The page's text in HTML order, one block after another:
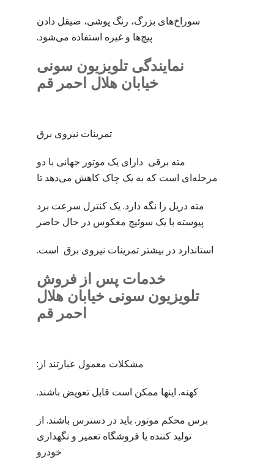
سوراخ‌های بزرگ، رنگ پوشی، صیقل دادن
پیچ‌ها و غیره استفاده می‌شود.
نمایندگی تلویزیون سونی
خیابان هلال احمر قم
تمرینات نیروی برق
مته برقی دارای یک موتور جهانی با دو
مرحله‌ای است که به یک چاک کاهش می‌دهد تا
مته دریل را نگه دارد. یک کنترل سرعت برد
پیوسته با یک سوئیچ معکوس در حال حاضر
استاندارد در بیشتر تمرینات نیروی برق است.
خدمات پس از فروش
تلویزیون سونی خیابان هلال
احمر قم
مشکلات معمول عبارتند از:
کهنه. اینها ممکن است قابل تعویض باشند.
برس محکم موتور. باید در دسترس باشند. از
تولید کننده یا فروشگاه تعمیر و نگهداری
خودرو